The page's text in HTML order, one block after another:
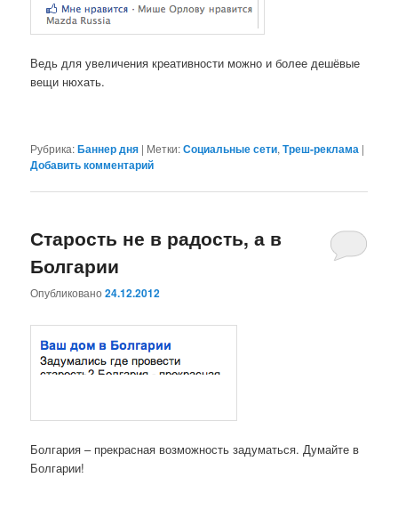
Ведь для увеличения креативности можно и более дешёвые
вещи нюхать.
Рубрика:Баннер дня | Метки:Социальные сети,Треш-реклама |
Добавить комментарий
Старость не в радость, а в
Болгарии
Опубликовано24.12.2012
Болгария – прекрасная возможность задуматься. Думайте в
Болгарии!